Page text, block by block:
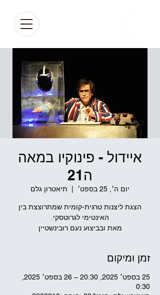
איידול - פינוקיו במאה
ה21
יום ה׳, 25 בספט׳ תיאטרון גלם
הצגת ליצנות טרגית-קומית שמתרוצצת בין
מאת ובביצוע נעם רובינשטיין
זמן ומיקום
0:30